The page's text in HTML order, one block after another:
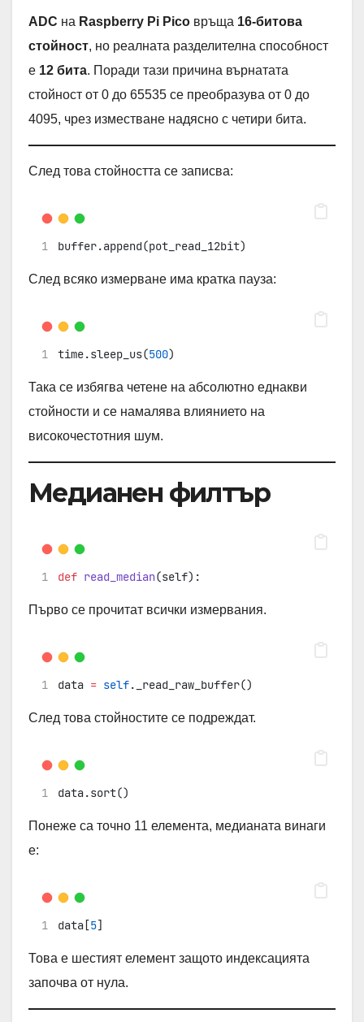
ADC на Raspberry Pi Pico връща 16-битова
стойност, но реалната разделителна способност
е 12 бита. Поради тази причина върнатата
стойност от 0 до 65535 се преобразува от 0 до
4095, чрез изместване надясно с четири бита.
След това стойността се записва:
buffer.append(pot_read_12bit)
След всяко измерване има кратка пауза:
time.sleep_us(500)
Така се избягва четене на абсолютно еднакви
стойности и се намалява влиянието на
високочестотния шум.
Медианен филтър
def read_median(self):
Първо се прочитат всички измервания.
data = self._read_raw_buffer()
След това стойностите се подреждат.
data.sort()
Понеже са точно 11 елемента, медианата винаги
е:
data[5]
Това е шестият елемент защото индексацията
започва от нула.